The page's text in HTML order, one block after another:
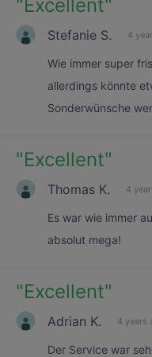
" Excellent"
Stefanie S. 4
Wie immer super
allerdings könnte
Sonderwünsche
"Excellent"
Thomas K. 4
Es war wie immer
absolut mega!
"Excellent"
Adrian K. 4 years
Der Service war